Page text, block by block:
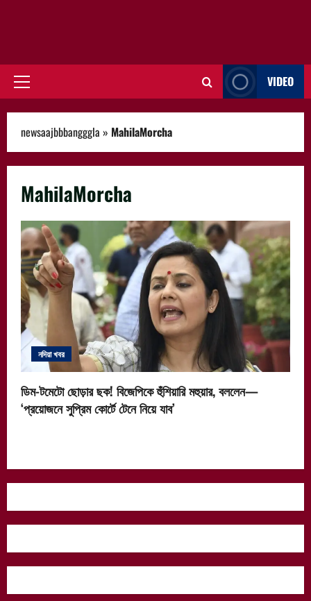
Primary
VIDEO
newsaajbbbangggla » MahilaMorcha
MahilaMorcha
নদিয়া খবর
ডিম-টমেটো ছোড়ার ছক! বিজেপিকে হুঁশিয়ারি মহুয়ার, বললেন—
‘প্রয়োজনে সুপ্রিম কোর্টে টেনে নিয়ে যাব’